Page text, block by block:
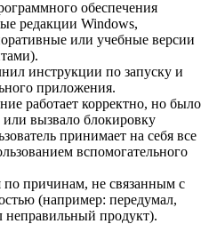
обеспечения
редакции Windows,
или учебные версии
инструкции по запуску и
приложения.
работает корректно, но было
вызвало блокировку
принимает на себя все
вспомогательного
по причинам, не связанным с
(например: передумал,
неправильный продукт).